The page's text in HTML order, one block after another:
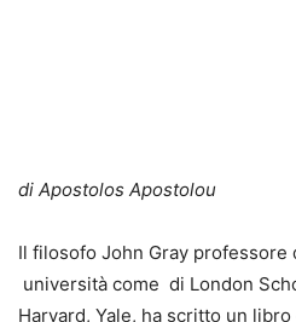
di Apostolos Apostolou
Il filosofo John Gray professore
università come di London
Harvard, Yale, ha scritto un